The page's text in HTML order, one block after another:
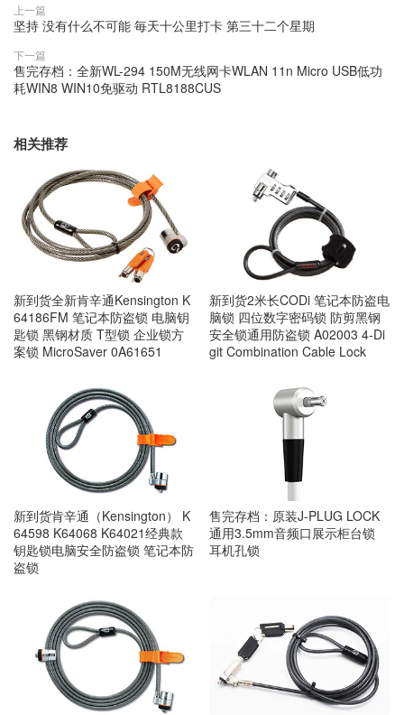
上一篇
坚持 没有什么不可能 毎天十公里打卡 第三十二个星期
下一篇
售完存档：全新WL-294 150M无线网卡WLAN 11n Micro USB低功
耗WIN8 WIN10免驱动 RTL8188CUS
相关推荐
新到货全新肯辛通Kensington K
64186FM 笔记本防盗锁 电脑钥
匙锁 黑钢材质 T型锁 企业锁方
案锁 MicroSaver 0A61651
新到货2米长CODi 笔记本防盗电
脑锁 四位数字密码锁 防剪黑钢
安全锁通用防盗锁 A02003 4-Di
git Combination Cable Lock
新到货肯辛通（Kensington） K
64598 K64068 K64021经典款
钥匙锁电脑安全防盗锁 笔记本防
盗锁
售完存档：原装J-PLUG LOCK
通用3.5mm音频口展示柜台锁
耳机孔锁